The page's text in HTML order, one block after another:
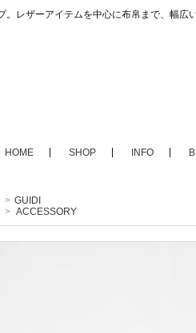
レザーアイテムを中心に布帛まで、幅広
HOME SHOP INFO
> GUIDI
> ACCESSORY